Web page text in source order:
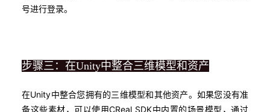
号进行登录。
步骤三：在Unity中整合三维模型和资产
在Unity中整合您拥有的三维模型和其他资产。如果您没有准
备这些素材，可以使用CReal SDK中内置的场景模型，通过